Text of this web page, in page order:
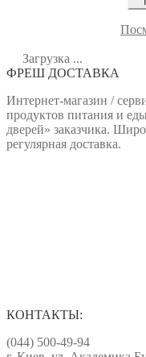
Загрузка ...
ФРЕШ ДОСТАВКА
Интернет-магазин /
продуктов питания и
дверей» заказчика.
регулярная доставка.
КОНТАКТЫ:
(044) 500-49-94